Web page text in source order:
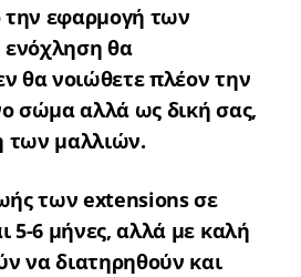
την εφαρμογή των
θα
θα νοιώθετε πλέον την
σώμα αλλά ως δική σας,
των μαλλιών.
των extensions σε
5-6 μήνες, αλλά με καλή
να διατηρηθούν και